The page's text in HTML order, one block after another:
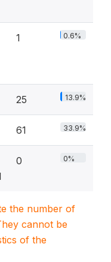
1 0.6%
25 13.9%
61 33.9%
0 0%
the number of
cannot be
of the